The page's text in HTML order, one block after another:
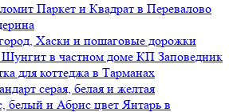
Паркет и Квадрат в Перевалово
Хаски и пошаговые дорожки
в частном доме КП Заповедник
для коттеджа в Тарманах
серая, белая и желтая
белый и Абрис цвет Янтарь в